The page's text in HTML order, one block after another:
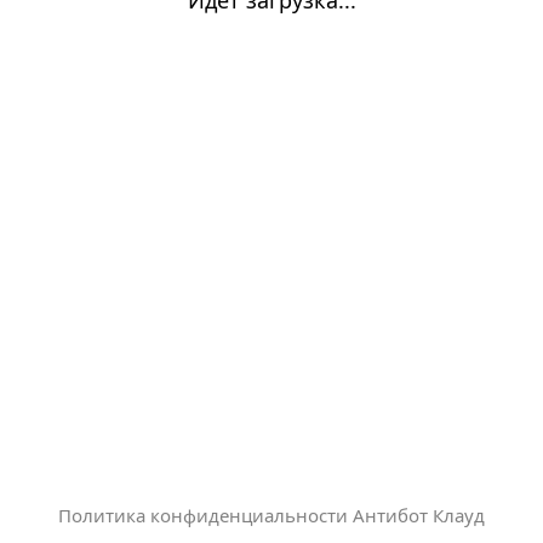
Политика конфиденциальности Антибот Клауд